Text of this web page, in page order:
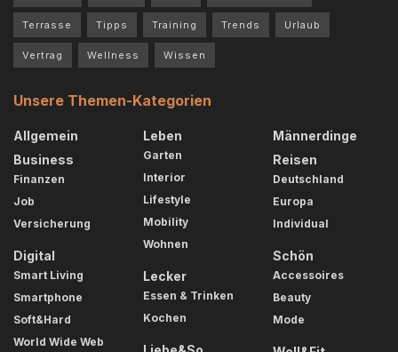
Terrasse Tipps Training Trends Urlaub
Vertrag Wellness Wissen
Unsere Themen-Kategorien
Allgemein
Business
Finanzen
Job
Versicherung
Digital
Smart Living
Smartphone
Soft&Hard
World Wide Web
Leben
Garten
Interior
Lifestyle
Mobility
Wohnen
Lecker
Essen & Trinken
Kochen
Männerdinge
Reisen
Deutschland
Europa
Individual
Schön
Accessoires
Beauty
Mode